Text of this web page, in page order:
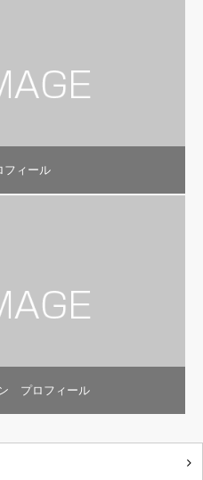
フィール
プロフィール